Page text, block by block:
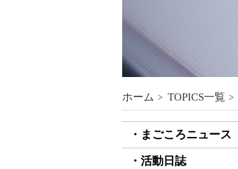
ホーム TOPICS一覧
まごころニュース
活動日誌